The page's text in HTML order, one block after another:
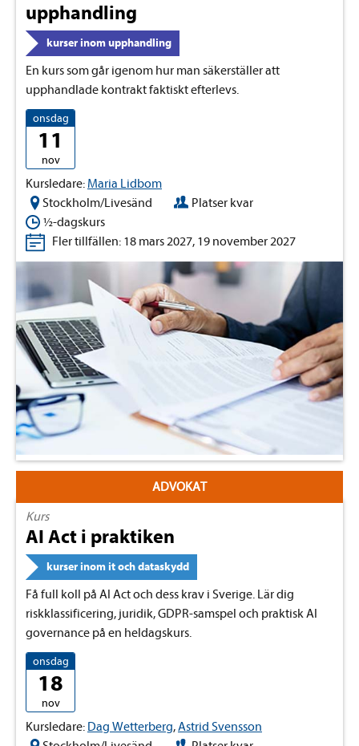
upphandling
kurser inom upphandling
En kurs som går igenom hur man säkerställer att
upphandlade kontrakt faktiskt efterlevs.
onsdag
11
nov
Kursledare: Maria Lidbom
Stockholm/Livesänd
Platser kvar
½-dagskurs
Fler tillfällen: 18 mars 2027, 19 november 2027
ADVOKAT
Kurs
AI Act i praktiken
kurser inom it och dataskydd
Få full koll på AI Act och dess krav i Sverige. Lär dig
riskklassificering, juridik, GDPR-samspel och praktisk AI
governance på en heldagskurs.
onsdag
18
nov
Kursledare: Dag Wetterberg,Astrid Svensson